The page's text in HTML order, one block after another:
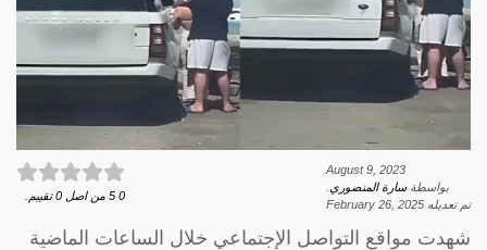
August 9, 2023
بواسطةسارة المنصوري
تم تعديله February 26, 2025
0
5 من اصل 0 تقييم.
شهدت مواقع التواصل الإجتماعي خلال الساعات الماضية